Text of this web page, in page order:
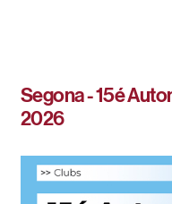
Segona - 15é
2026